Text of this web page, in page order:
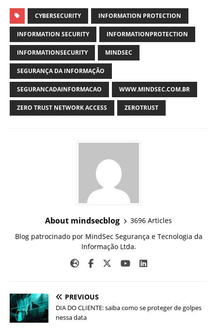
CYBERSECURITY INFORMATION PROTECTION
INFORMATION SECURITY INFORMATIONPROTECTION
INFORMATIONSECURITY MINDSEC
SEGURANÇA DA INFORMAÇÃO
SEGURANCADAINFORMACAO WWW.MINDSEC.COM.BR
ZERO TRUST NETWORK ACCESS ZEROTRUST
About mindsecblog
3696 Articles
Blog patrocinado por MindSec Segurança e Tecnologia da
Informação Ltda.
PREVIOUS
DIA DO CLIENTE: saiba como se proteger de golpes
nessa data